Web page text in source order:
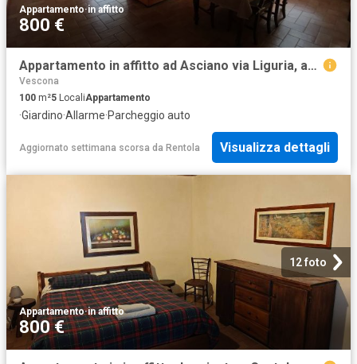
Appartamento·in affitto
800 €
Appartamento in affitto ad Asciano via Liguria, arredato, giardino privato, box TrovaCasa
Vescona
100 m²5 LocaliAppartamento
·Giardino·Allarme·Parcheggio auto
Aggiornato settimana scorsa da Rentola Visualizza dettagli
12 foto
Appartamento·in affitto
800 €